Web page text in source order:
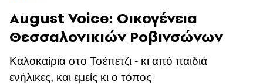
August Voice: Οικογένεια
Θεσσαλονικιών Ροβινσώνων
Καλοκαίρια στο Τσέπετζι - κι από παιδιά
ενήλικες, και εμείς κι ο τόπος